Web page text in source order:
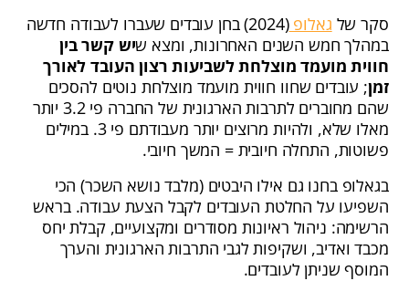
סקר של גאלופ
(2024) בחן עובדים שעברו לעבודה חדשה
במהלך חמש השנים האחרונות, ומצא שיש קשר בין
חווית מועמד מוצלחת לשביעות רצון העובד לאורך
זמן; עובדים שחוו חווית מועמד מוצלחת נוטים להסכים
שהם מחוברים לתרבות הארגונית של החברה פי 3.2 יותר
מאלו שלא, ולהיות מרוצים יותר מעבודתם פי 3. במילים
פשוטות, התחלה חיובית = המשך חיובי.
בגאלופ בחנו גם אילו היבטים (מלבד נושא השכר) הכי
השפיעו על החלטת העובדים לקבל הצעת עבודה. בראש
הרשימה: ניהול ראיונות מסודרים ומקצועיים, קבלת יחס
מכבד ואדיב, ושקיפות לגבי התרבות הארגונית והערך
המוסף שניתן לעובדים.